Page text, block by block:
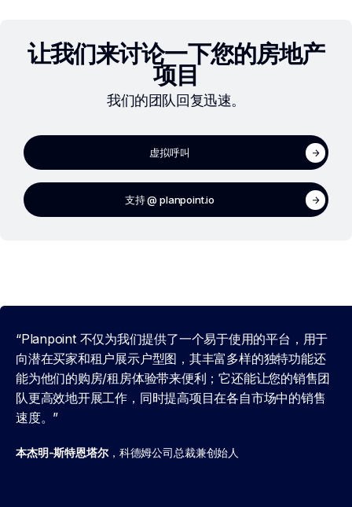
让我们来讨论一下您的房地产
项目
我们的团队回复迅速。
虚拟呼叫
支持 @ planpoint.io
“Planpoint 不仅为我们提供了一个易于使用的平台，用于
向潜在买家和租户展示户型图，其丰富多样的独特功能还
能为他们的购房/租房体验带来便利；它还能让您的销售团
队更高效地开展工作，同时提高项目在各自市场中的销售
速度。”
本杰明-斯特恩塔尔，科德姆公司总裁兼创始人